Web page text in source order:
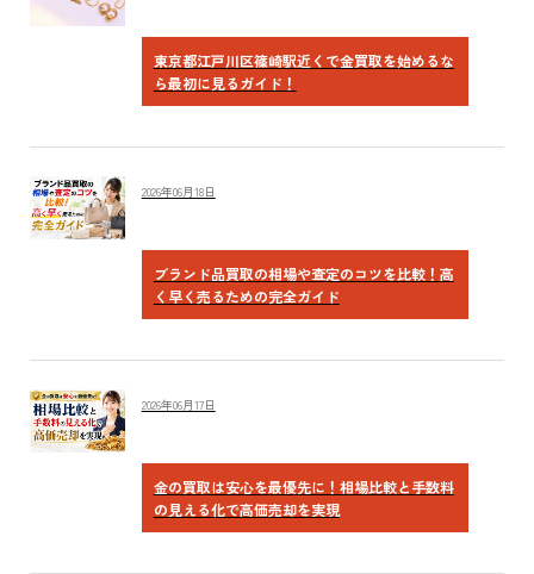
東京都江戸川区篠崎駅近くで金買取を始めるな
ら最初に見るガイド！
2026年06月18日
ブランド品買取の相場や査定のコツを比較！高
く早く売るための完全ガイド
2026年06月17日
金の買取は安心を最優先に！相場比較と手数料
の見える化で高価売却を実現